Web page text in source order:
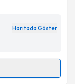
Aydınlatma
belirtilen
Haritada Göster